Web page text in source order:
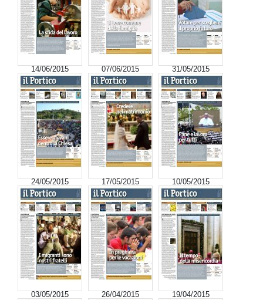
14/06/2015 07/06/2015 31/05/2015
24/05/2015 17/05/2015 10/05/2015
03/05/2015 26/04/2015 19/04/2015